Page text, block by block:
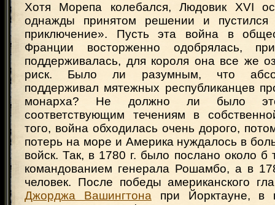
Хотя Морепа колебался, Людовик XVI
однажды принятом решении и пустился
приключение». Пусть эта война в
Франции восторженно одобрялась,
поддерживалась, для короля она все же
риск. Было ли разумным, что
поддерживал мятежных республиканцев
монарха? Не должно ли было
соответствующим течениям в
того, война обходилась очень дорого,
потерь на море и Америка нуждалось в
войск. Так, в 1780 г. было послано около б
командованием генерала Рошамбо, а в
человек. После победы американского
Джорджа Вашингтона при Йорктауне, в